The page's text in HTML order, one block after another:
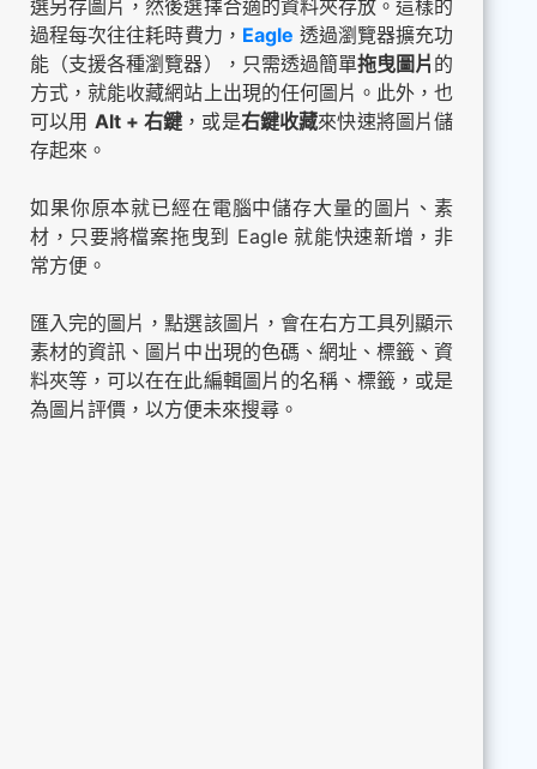
選另存圖片，然後選擇合適的資料夾存放。這樣的
過程每次往往耗時費力， Eagle 透過瀏覽器擴充功
能（支援各種瀏覽器），只需透過簡單拖曳圖片 的
方式，就能收藏網站上出現的任何圖片。此外，也
可以用 Alt + 右鍵 ，或是右鍵收藏來快速將圖片儲
存起來。
如果你原本就已經在電腦中儲存大量的圖片、素
材，只要將檔案拖曳到 Eagle 就能快速新增，非
常方便。
匯入完的圖片，點選該圖片，會在右方工具列顯示
素材的資訊、圖片中出現的色碼、網址、標籤、資
料夾等，可以在在此編輯圖片的名稱、標籤，或是
為圖片評價，以方便未來搜尋。